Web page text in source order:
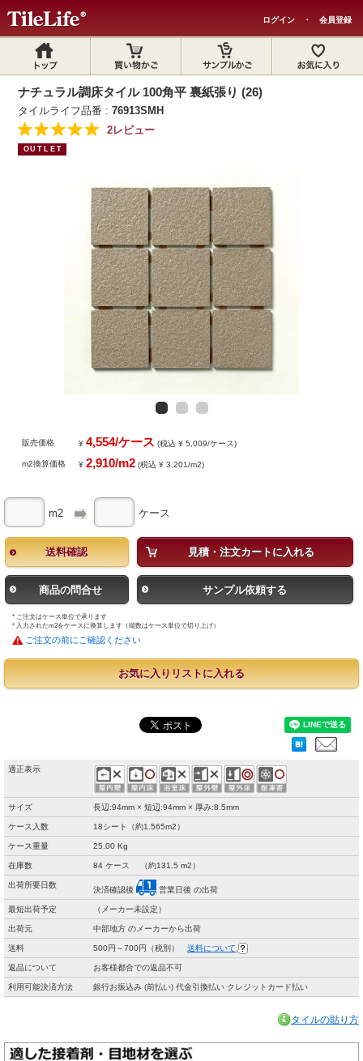
ログイン ・ 会員登録
ナチュラル調床タイル 100角平 裏紙張り (26)
タイルライフ品番 :76913SMH
2レビュー
OUTLET
販売価格 ¥4,554/ケース (税込 ¥ 5,009/ケース)
m2換算価格 ¥2,910/m2 (税込 ¥ 3,201/m2)
m2 ケース
送料確認 見積・注文カートに入れる
商品の問合せ サンプル依頼する
* ご注文はケース単位で承ります
* 入力されたm2をケースに換算します（端数はケース単位で切り上げ）
ご注文の前にご確認ください
お気に入りリストに入れる
適正表示
サイズ 長辺:94mm × 短辺:94mm × 厚み:8.5mm
ケース入数 18シート（約1.565m2）
ケース重量 25.00 Kg
在庫数 84 ケース （約131.5 m2）
出荷所要日数
決済確認後 営業日後 の出荷
最短出荷予定 （メーカー未設定）
出荷元 中部地方 のメーカーから出荷
送料 500円～700円（税別） 送料について
返品について お客様都合での返品不可
利用可能決済方法 銀行お振込み (前払い) 代金引換払い クレジットカード払い
タイルの貼り方